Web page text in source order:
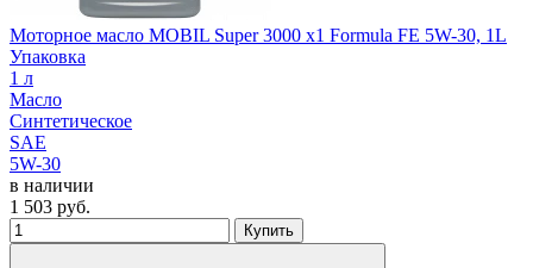
Моторное масло MOBIL Super 3000 x1 Formula FE 5W-30, 1L
Упаковка
1 л
Масло
Синтетическое
SAE
5W-30
в наличии
1 503 руб.
Купить